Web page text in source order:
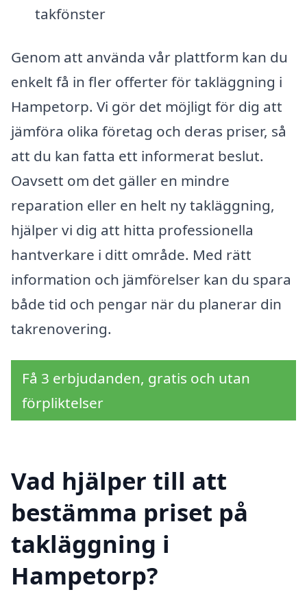
takfönster
Genom att använda vår plattform kan du
enkelt få in fler offerter för takläggning i
Hampetorp. Vi gör det möjligt för dig att
jämföra olika företag och deras priser, så
att du kan fatta ett informerat beslut.
Oavsett om det gäller en mindre
reparation eller en helt ny takläggning,
hjälper vi dig att hitta professionella
hantverkare i ditt område. Med rätt
information och jämförelser kan du spara
både tid och pengar när du planerar din
takrenovering.
Få 3 erbjudanden, gratis och utan
förpliktelser
Vad hjälper till att
bestämma priset på
takläggning i
Hampetorp?